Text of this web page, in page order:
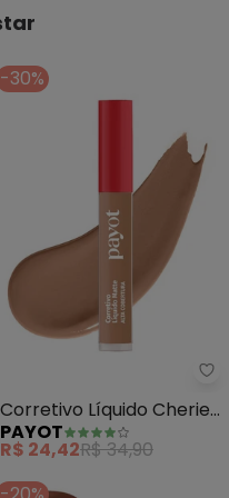
- Pó Solto
-30%
Corretivo Líquido Cherie
Matte (Cor 4) 4g
PAYOT
R$ 24,42R$ 34,90